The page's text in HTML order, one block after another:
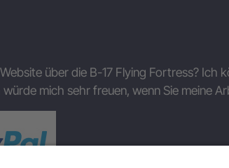
über die B-17 Flying Fortress? Ich
würde mich sehr freuen, wenn Sie meine